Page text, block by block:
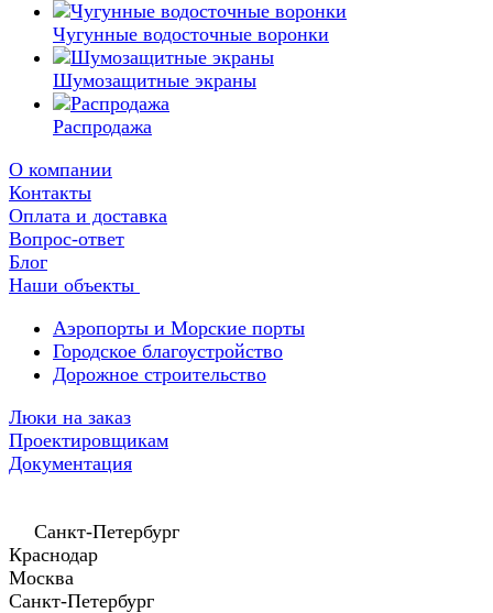
Чугунные водосточные воронки
Шумозащитные экраны
Распродажа
О компании
Контакты
Оплата и доставка
Вопрос-ответ
Блог
Наши объекты
Аэропорты и Морские порты
Городское благоустройство
Дорожное строительство
Люки на заказ
Проектировщикам
Документация
Санкт-Петербург
Краснодар
Москва
Санкт-Петербург